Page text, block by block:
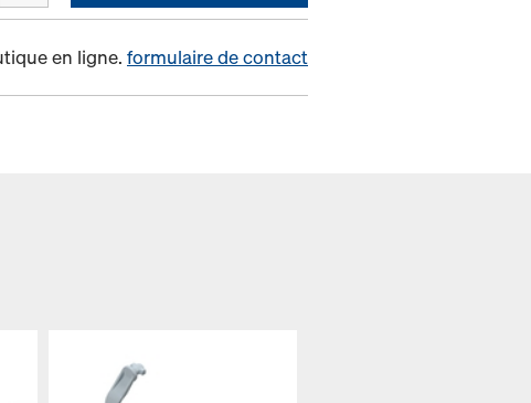
en ligne. formulaire de contact